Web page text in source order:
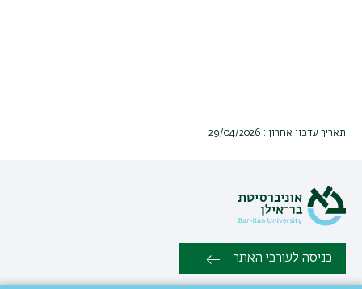
תאריך עדכון אחרון : 29/04/2026
כניסה לעורכי האתר